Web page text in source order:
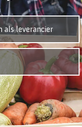
als leverancier